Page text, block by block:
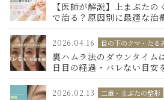
【医師が解説】上まぶた
で治る？原因別に最適な治
2026.04.16 目の下のクマ・たる
裏ハムラ法のダウンタイム
日目の経過・バレない目安
2026.02.13 二重・まぶたの整形